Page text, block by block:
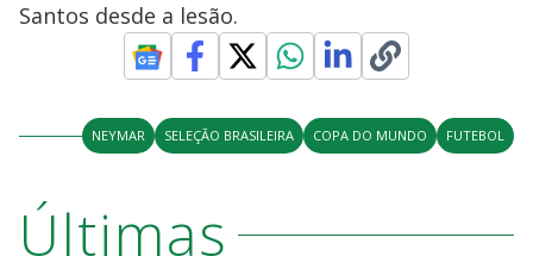
Santos desde a lesão.
NEYMAR SELEÇÃO BRASILEIRA COPA DO MUNDO FUTEBOL
Últimas